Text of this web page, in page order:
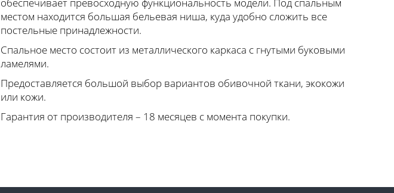
местом находится большая бельевая ниша, куда удобно сложить все
постельные принадлежности.
Спальное место состоит из металлического каркаса с гнутыми буковыми
ламелями.
Предоставляется большой выбор вариантов обивочной ткани, экокожи
или кожи.
Гарантия от производителя – 18 месяцев с момента покупки.